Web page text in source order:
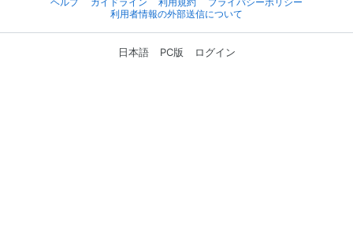
ヘルプ
ガイドライン 利用規約
プライバシーポリシー
利用者情報の外部送信について
日本語 PC版 ログイン